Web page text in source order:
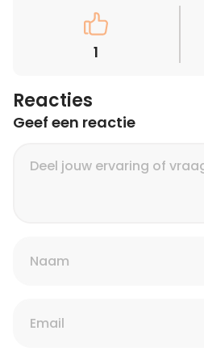
1
Reacties
Geef een reactie